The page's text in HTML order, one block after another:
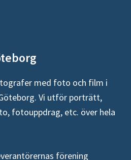
med foto och film i
Vi utför porträtt,
fotouppdrag, etc. över hela
förening